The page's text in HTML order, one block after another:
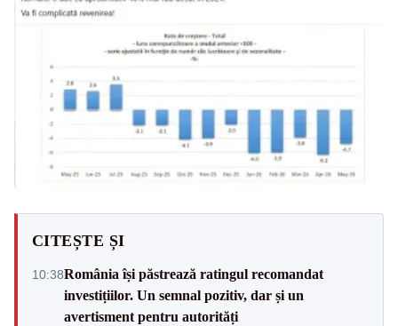
CITEȘTE ȘI
10:38România își păstrează ratingul recomandat
investițiilor. Un semnal pozitiv, dar și un
avertisment pentru autorități